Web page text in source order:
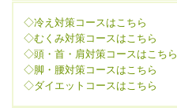
◇冷え対策コースはこちら
◇むくみ対策コースはこちら
◇頭・首・肩対策コースはこちら
◇脚・腰対策コースはこちら
◇ダイエットコースはこちら